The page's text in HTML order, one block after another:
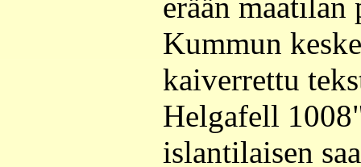
erään
Kummun
kaiverrettu
Helgafell
islantilaisen